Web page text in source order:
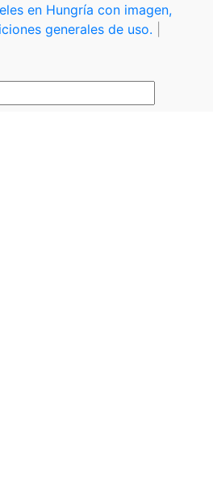
en Hungría con imagen,
generales de uso.